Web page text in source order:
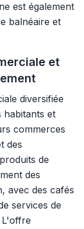
est également
balnéaire et
et
diversifiée
habitants et
commerces
des
de
des
avec des cafés
services de